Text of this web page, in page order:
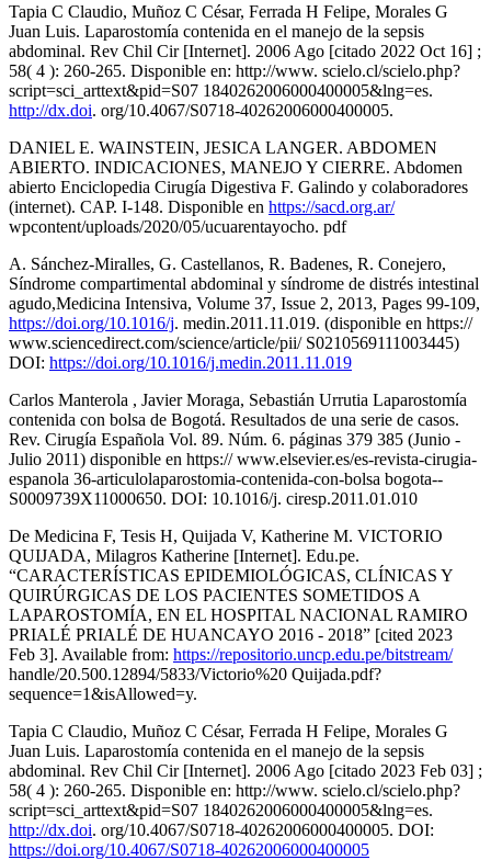
Tapia C Claudio, Muñoz C César, Ferrada H Felipe, Morales G
Juan Luis. Laparostomía contenida en el manejo de la sepsis
abdominal. Rev Chil Cir [Internet]. 2006 Ago [citado 2022 Oct 16] ;
58( 4 ): 260-265. Disponible en: http://www. scielo.cl/scielo.php?
script=sci_arttext&pid=S07 1840262006000400005&lng=es.
http://dx.doi. org/10.4067/S0718-40262006000400005.
DANIEL E. WAINSTEIN, JESICA LANGER. ABDOMEN
ABIERTO. INDICACIONES, MANEJO Y CIERRE. Abdomen
abierto Enciclopedia Cirugía Digestiva F. Galindo y colaboradores
(internet). CAP. I-148. Disponible en https://sacd.org.ar/
wpcontent/uploads/2020/05/ucuarentayocho. pdf
A. Sánchez-Miralles, G. Castellanos, R. Badenes, R. Conejero,
Síndrome compartimental abdominal y síndrome de distrés intestinal
agudo,Medicina Intensiva, Volume 37, Issue 2, 2013, Pages 99-109,
https://doi.org/10.1016/j. medin.2011.11.019. (disponible en https://
www.sciencedirect.com/science/article/pii/ S0210569111003445)
DOI: https://doi.org/10.1016/j.medin.2011.11.019
Carlos Manterola , Javier Moraga, Sebastián Urrutia Laparostomía
contenida con bolsa de Bogotá. Resultados de una serie de casos.
Rev. Cirugía Española Vol. 89. Núm. 6. páginas 379 385 (Junio -
Julio 2011) disponible en https:// www.elsevier.es/es-revista-cirugia-
espanola 36-articulolaparostomia-contenida-con-bolsa bogota--
S0009739X11000650. DOI: 10.1016/j. ciresp.2011.01.010
De Medicina F, Tesis H, Quijada V, Katherine M. VICTORIO
QUIJADA, Milagros Katherine [Internet]. Edu.pe.
“CARACTERÍSTICAS EPIDEMIOLÓGICAS, CLÍNICAS Y
QUIRÚRGICAS DE LOS PACIENTES SOMETIDOS A
LAPAROSTOMÍA, EN EL HOSPITAL NACIONAL RAMIRO
PRIALÉ PRIALÉ DE HUANCAYO 2016 - 2018” [cited 2023
Feb 3]. Available from: https://repositorio.uncp.edu.pe/bitstream/
handle/20.500.12894/5833/Victorio%20 Quijada.pdf?
sequence=1&isAllowed=y.
Tapia C Claudio, Muñoz C César, Ferrada H Felipe, Morales G
Juan Luis. Laparostomía contenida en el manejo de la sepsis
abdominal. Rev Chil Cir [Internet]. 2006 Ago [citado 2023 Feb 03] ;
58( 4 ): 260-265. Disponible en: http://www. scielo.cl/scielo.php?
script=sci_arttext&pid=S07 1840262006000400005&lng=es.
http://dx.doi. org/10.4067/S0718-40262006000400005. DOI:
https://doi.org/10.4067/S0718-40262006000400005